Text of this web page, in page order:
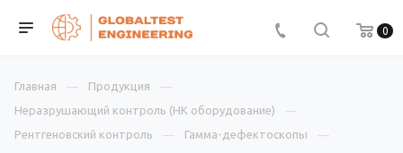
0
Главная
Продукция
Неразрушающий контроль (НК оборудование)
Рентгеновский контроль
Гамма-дефектоскопы